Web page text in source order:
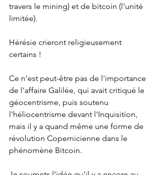
travers le mining) et de bitcoin (l'unité
limitée).
Hérésie crieront religieusement
certains !
Ce n'est peut-être pas de l'importance
de l'affaire Galilée, qui avait critiqué le
géocentrisme, puis soutenu
l'héliocentrisme devant l'Inquisition,
mais il y a quand même une forme de
révolution Copernicienne dans le
phénomène Bitcoin.